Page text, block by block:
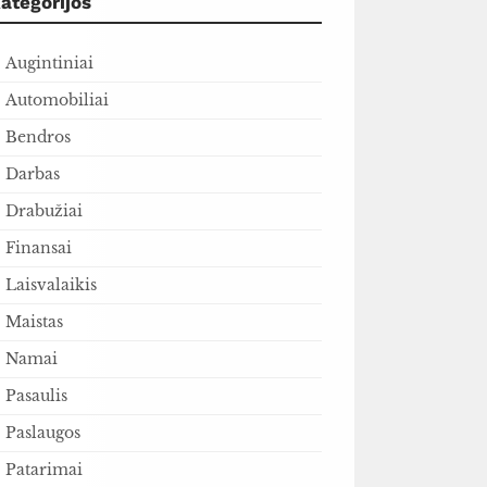
Augintiniai
Automobiliai
Bendros
Darbas
Drabužiai
Finansai
Laisvalaikis
Maistas
Namai
Pasaulis
Paslaugos
Patarimai